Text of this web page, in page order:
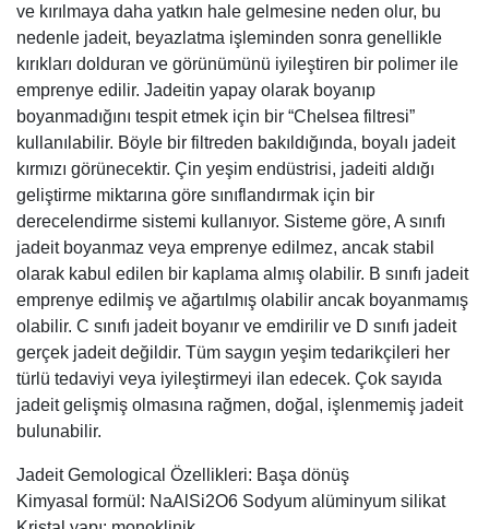
ve kırılmaya daha yatkın hale gelmesine neden olur, bu
nedenle jadeit, beyazlatma işleminden sonra genellikle
kırıkları dolduran ve görünümünü iyileştiren bir polimer ile
emprenye edilir. Jadeitin yapay olarak boyanıp
boyanmadığını tespit etmek için bir “Chelsea filtresi”
kullanılabilir. Böyle bir filtreden bakıldığında, boyalı jadeit
kırmızı görünecektir. Çin yeşim endüstrisi, jadeiti aldığı
geliştirme miktarına göre sınıflandırmak için bir
derecelendirme sistemi kullanıyor. Sisteme göre, A sınıfı
jadeit boyanmaz veya emprenye edilmez, ancak stabil
olarak kabul edilen bir kaplama almış olabilir. B sınıfı jadeit
emprenye edilmiş ve ağartılmış olabilir ancak boyanmamış
olabilir. C sınıfı jadeit boyanır ve emdirilir ve D sınıfı jadeit
gerçek jadeit değildir. Tüm saygın yeşim tedarikçileri her
türlü tedaviyi veya iyileştirmeyi ilan edecek. Çok sayıda
jadeit gelişmiş olmasına rağmen, doğal, işlenmemiş jadeit
bulunabilir.
Jadeit Gemological Özellikleri: Başa dönüş
Kimyasal formül: NaAlSi2O6 Sodyum alüminyum silikat